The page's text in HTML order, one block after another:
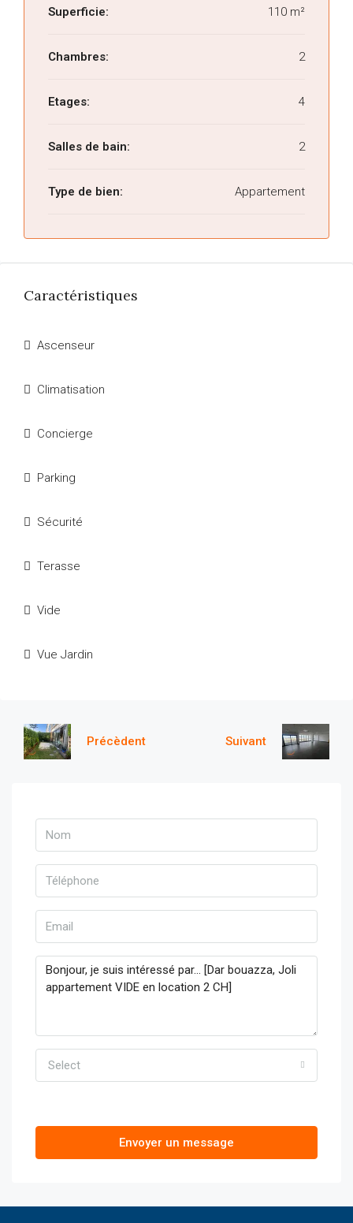
Superficie: 110 m²
Chambres: 2
Etages: 4
Salles de bain: 2
Type de bien: Appartement
Caractéristiques
Ascenseur
Climatisation
Concierge
Parking
Sécurité
Terasse
Vide
Vue Jardin
Précèdent Suivant
Select
Envoyer un message